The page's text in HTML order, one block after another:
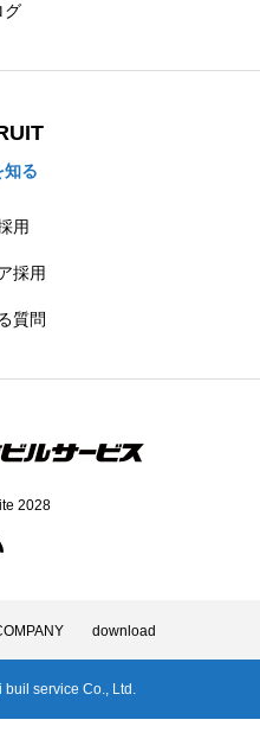
グ
知る
用
採用
質問
2028
download
service Co., Ltd.